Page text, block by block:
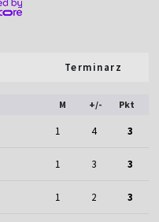
Terminarz
M +/- Pkt
1 4 3
1 3 3
1 2 3